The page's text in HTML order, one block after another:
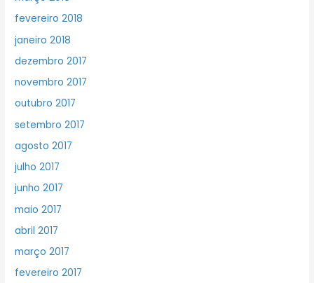
fevereiro 2018
janeiro 2018
dezembro 2017
novembro 2017
outubro 2017
setembro 2017
agosto 2017
julho 2017
junho 2017
maio 2017
abril 2017
março 2017
fevereiro 2017